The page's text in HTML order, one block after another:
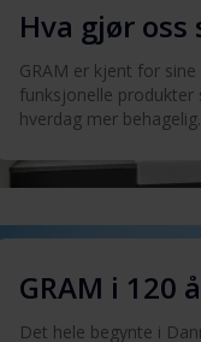
Hva gjør oss
GRAM er kjent for
funksjonelle
hverdag mer behagelig.
GRAM i 120
Det hele begynte i